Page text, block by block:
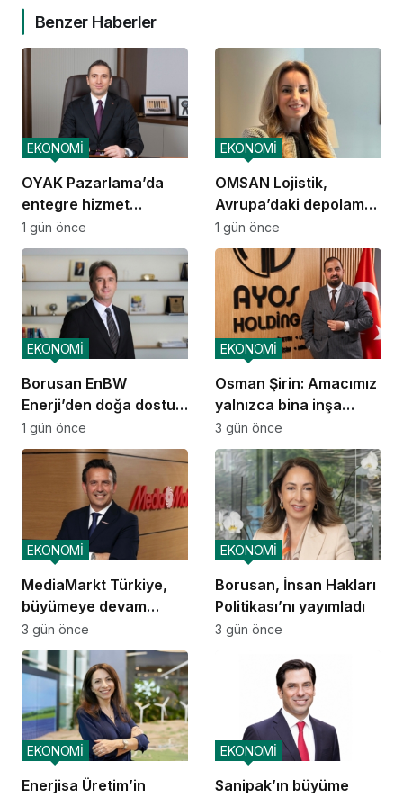
Benzer Haberler
OYAK Pazarlama’da
entegre hizmet
ekosistemi kuruluyor
EKONOMİ
1 gün önce
OMSAN Lojistik,
Avrupa’daki depolama
ve dağıtım
operasyonlarına
başladı
EKONOMİ
1 gün önce
Borusan EnBW
Enerji’den doğa dostu
proje
EKONOMİ
1 gün önce
Osman Şirin: Amacımız
yalnızca bina inşa
etmek değil,
yatırımcısına
kazandıracak yaşam
alanları üretmek
EKONOMİ
3 gün önce
MediaMarkt Türkiye,
büyümeye devam
ediyor
EKONOMİ
3 gün önce
Borusan, İnsan Hakları
Politikası’nı yayımladı
EKONOMİ
3 gün önce
Enerjisa Üretim’in
EKONOMİ
Sanipak’ın büyüme
EKONOMİ